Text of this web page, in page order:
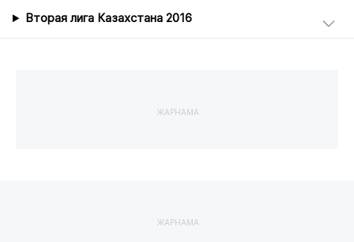
Вторая лига Казахстана 2016
ЖАРНАМА
ЖАРНАМА